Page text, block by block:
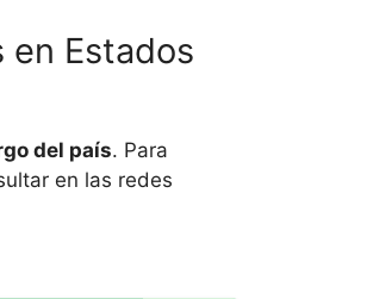
Estados
del país. Para
en las redes